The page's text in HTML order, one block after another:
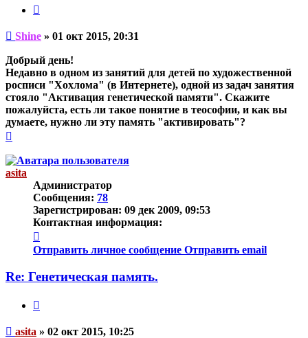
Непрочитанное
Shine » 01 окт 2015, 20:31
Добрый день!
Недавно в одном из занятий для детей по художественной
росписи "Хохлома" (в Интернете), одной из задач занятия
стояло "Активация генетической памяти". Скажите
пожалуйста, есть ли такое понятие в теософии, и как вы
думаете, нужно ли эту память "активировать"?
началу
asita
Администратор
Сообщения: 78
Зарегистрирован: 09 дек 2009, 09:53
Контактная информация:
информация
пользователя
Отправить личное сообщение Отправить email
Re: Генетическая память.
Непрочитанное
asita » 02 окт 2015, 10:25